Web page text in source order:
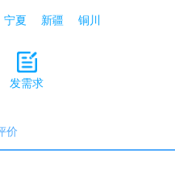
宁夏 新疆 铜川
发需求
价